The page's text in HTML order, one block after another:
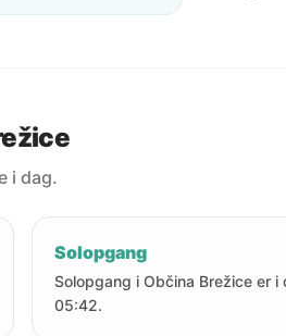
i dag.
Solopgang
Solopgang i Občina Brežice er i
05:42.